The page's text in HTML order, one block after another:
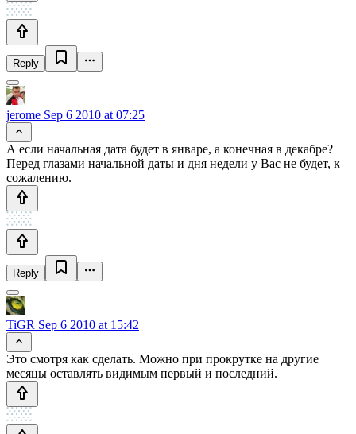
Reply
jerome Sep 6 2010 at 07:25
А если начальная дата будет в январе, а конечная в декабре?
Перед глазами начальной даты и дня недели у Вас не будет, к
сожалению.
Reply
TiGR Sep 6 2010 at 15:42
Это смотря как сделать. Можно при прокрутке на другие
месяцы оставлять видимым первый и последний.